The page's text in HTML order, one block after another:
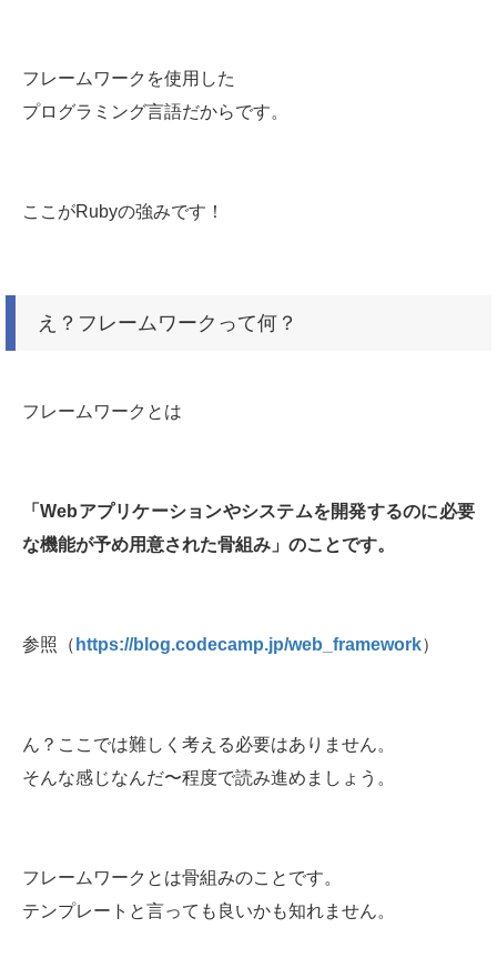
フレームワークを使用した
プログラミング言語だからです。
ここがRubyの強みです！
え？フレームワークって何？
フレームワークとは
「Webアプリケーションやシステムを開発するのに必要
な機能が予め用意された骨組み」のことです。
参照（ https://blog.codecamp.jp/web_framework）
ん？ここでは難しく考える必要はありません。
そんな感じなんだ〜程度で読み進めましょう。
フレームワークとは骨組みのことです。
テンプレートと言っても良いかも知れません。